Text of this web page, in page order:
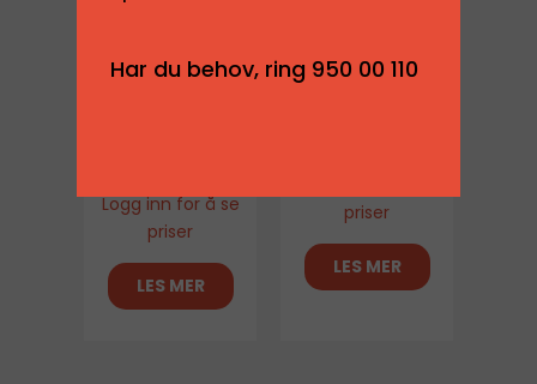
Logg inn for å se
priser
LES MER
priser
LES MER
Har du behov, ring 950 00 110